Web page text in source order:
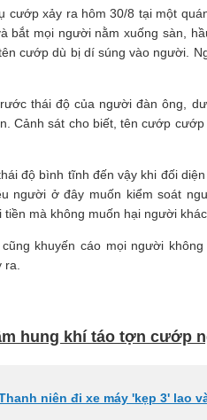
cướp xảy ra hôm 30/8 tại một
bắt mọi người nằm xuống sàn,
cướp dù bị dí súng vào người.
thái độ của người đàn ông,
Cảnh sát cho biết, tên cướp
độ bình tĩnh đến vậy khi đối
người ở đây muốn kiểm soát
mà không muốn hại người
khuyến cáo mọi người
ra.
hung khí táo tợn cướp
niên đi xe máy 'kẹp 3' lao